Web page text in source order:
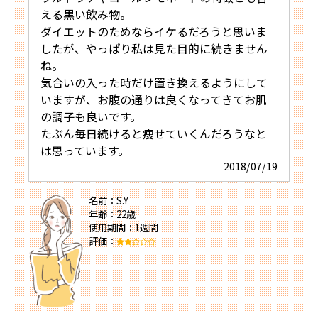
える黒い飲み物。
ダイエットのためならイケるだろうと思いま
したが、やっぱり私は見た目的に続きません
ね。
気合いの入った時だけ置き換えるようにして
いますが、お腹の通りは良くなってきてお肌
の調子も良いです。
たぶん毎日続けると痩せていくんだろうなと
は思っています。
2018/07/19
名前：S.Y
年齢：22歳
使用期間：1週間
評価：